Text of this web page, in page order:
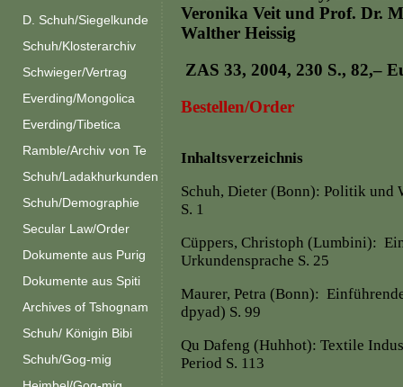
D. Schuh/Siegelkunde
Schuh/Klosterarchiv
Schwieger/Vertrag
Everding/Mongolica
Everding/Tibetica
Ramble/Archiv von Te
Schuh/Ladakhurkunden
Schuh/Demographie
Secular Law/Order
Dokumente aus Purig
Dokumente aus Spiti
Archives of Tshognam
Schuh/ Königin Bibi
Schuh/Gog-mig
Veronika Veit und Prof. Dr.
Walther Heissig
ZAS 33, 2004, 230 S., 82,–
Bestellen/Order
Inhaltsverzeichnis
Schuh, Dieter (Bonn): Politik und
S. 1
Cüppers, Christoph (Lumbini):
Urkundensprache S. 25
Maurer, Petra (Bonn):
dpyad) S. 99
Qu Dafeng (Huhhot): Textile
Period S. 113